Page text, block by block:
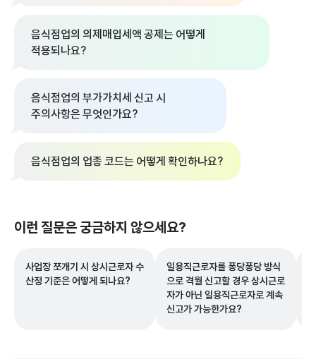
음식점업의 의제매입세액 공제는 어떻게
적용되나요?
음식점업의 부가가치세 신고 시
주의사항은 무엇인가요?
음식점업의 업종 코드는 어떻게 확인하나요?
이런 질문은 궁금하지 않으세요?
사업장 쪼개기 시 상시근로자 수
산정 기준은 어떻게 되나요?
일용직근로자를 퐁당퐁당 방식
으로 격월 신고할 경우 상시근로
자가 아닌 일용직근로자로 계속
신고가 가능한가요?